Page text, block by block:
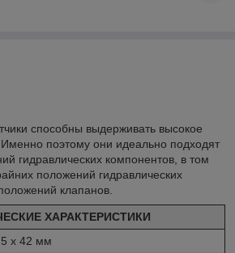
способны выдерживать высокое
поэтому они идеально подходят
гидравлических компонентов, в том
положений гидравлических
клапанов.
ХАРАКТЕРИСТИКИ
x 42 мм